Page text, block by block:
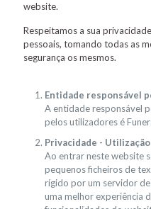
website.
Respeitamos a sua
pessoais, tomando todas as
segurança os mesmos.
Entidade responsável
A entidade responsável
pelos utilizadores é
Privacidade -
Ao entrar neste website
pequenos ficheiros de
rígido por um servidor
uma melhor experiência